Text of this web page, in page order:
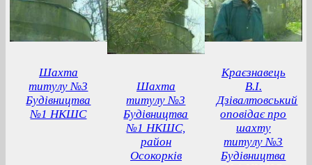
Шахта
титулу №3
Будівництва
№1 НКШС
Шахта
титулу №3
Будівництва
№1 НКШС,
район
Осокорків
Краєзнавець
В.І.
Дзівалтовський
оповідає про
шахту
титулу №3
Будівництва